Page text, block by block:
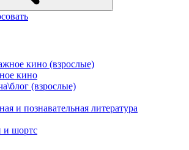
кино (взрослые)
кино
(взрослые)
и познавательная литература
и шортс